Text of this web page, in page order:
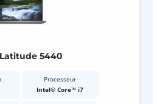
5440
Processeur
Intel® Core™ i7